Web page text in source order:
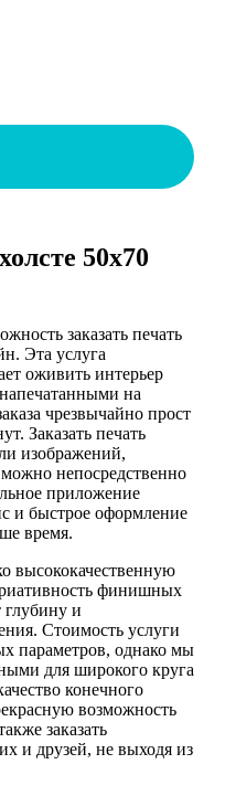
50х70
заказать печать
Эта услуга
оживить интерьер
на
чрезвычайно прост
Заказать печать
изображений,
непосредственно
приложение
и быстрое оформление
время.
высококачественную
финишных
и
Стоимость услуги
параметров, однако мы
для широкого круга
конечного
возможность
заказать
и друзей, не выходя из